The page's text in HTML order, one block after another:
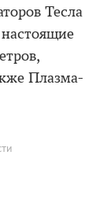
Тесла
Плазма-